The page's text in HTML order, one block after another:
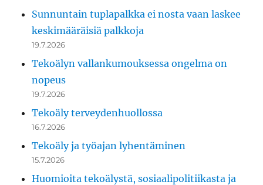
Sunnuntain tuplapalkka ei nosta vaan laskee
keskimääräisiä palkkoja
19.7.2026
Tekoälyn vallankumouksessa ongelma on
nopeus
19.7.2026
Tekoäly terveydenhuollossa
16.7.2026
Tekoäly ja työajan lyhentäminen
15.7.2026
Huomioita tekoälystä, sosiaalipolitiikasta ja